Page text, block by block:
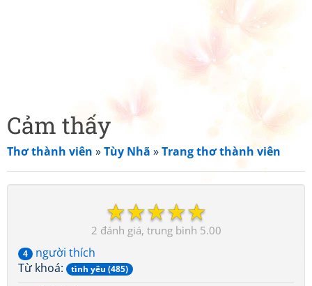
Cảm thấy
Thơ thành viên »Tùy Nhã »Trang thơ thành viên
☆
☆
☆
☆
☆
2 5.00
4
người thích
Từ khoá:
tình yêu (485)